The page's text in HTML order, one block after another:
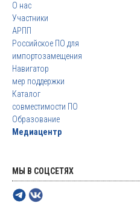
О нас
Участники
АРПП
Российское ПО для
импортозамещения
Навигатор
мер поддержки
Каталог
совместимости ПО
Образование
Медиацентр
МЫ В СОЦСЕТЯХ